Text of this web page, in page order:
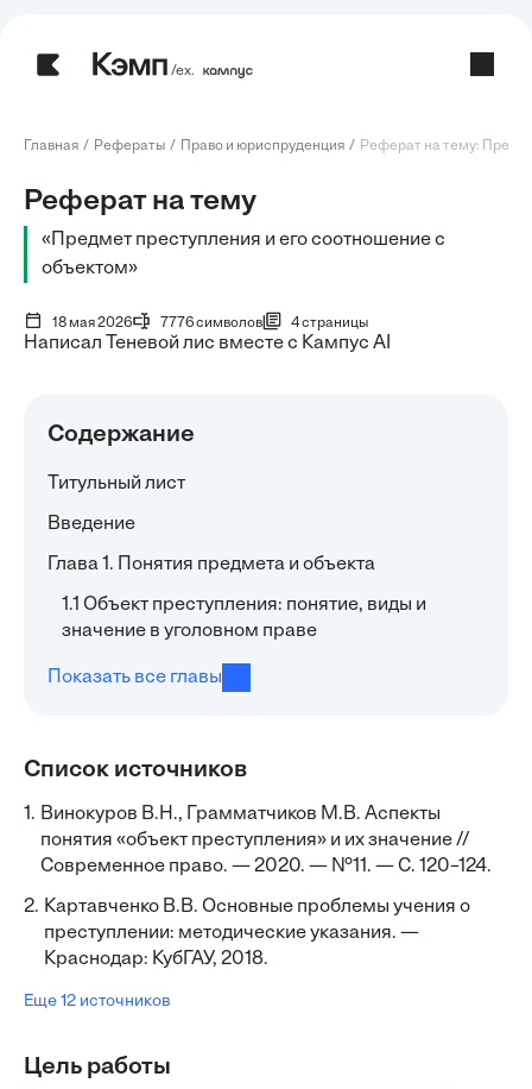
/ех.
Главная Рефераты Право и юриспруденция Реферат на тему:
Реферат на тему
«Предмет преступления и его соотношение с
объектом»
18 мая 2026 7776 символов 4 страницы
Написал Теневой лис вместе с Кампус AI
Содержание
Титульный лист
Введение
Глава 1. Понятия предмета и объекта
1.1 Объект преступления: понятие, виды и
значение в уголовном праве
Показать все главы
Список источников
1. Винокуров В.Н., Грамматчиков М.В. Аспекты
понятия «объект преступления» и их значение //
Современное право. — 2020. — №11. — С. 120–124.
2. Картавченко В.В. Основные проблемы учения о
преступлении: методические указания. —
Краснодар: КубГАУ, 2018.
Еще 12 источников
Цель работы